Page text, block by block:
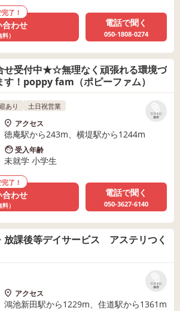
了！
合わせ
料）
電話で聞く
050-1808-0274
受付中★☆無理なく頑張れる環境づ
す！poppy fam（ポピーファム）
リストに
保存
あり 土日祝営業
アクセス
徳庵駅から243m、横堤駅から1244m
受入年齢
未就学 小学生
了！
合わせ
料）
電話で聞く
050-3627-6140
放課後等デイサービス アステリつく
リストに
保存
アクセス
鴻池新田駅から1229m、住道駅から1361m